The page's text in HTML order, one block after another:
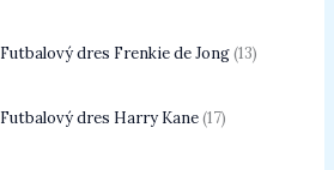
Futbalový dres Frenkie de Jong 13
Futbalový dres Harry Kane 17